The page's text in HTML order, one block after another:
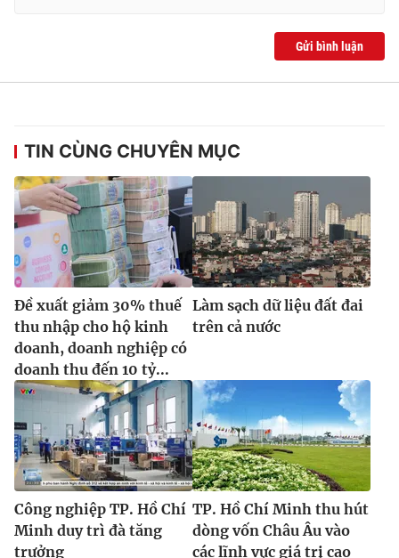
Nguyễn Thị Mỹ Hạnh, Phạm Quốc Thắng,
Tổng đài VTV:024.38 355 931 - 024.38 355 932
Liên hệ quảng cáo: 024-7300.7108
® Cấm sao chép dưới mọi hình thức nếu không có sự chấp
thuận bằng văn bản. Ghi rõ nguồn VTV.vn khi phát hành lại
thông tin từ website này.
Gửi bình luận
TIN CÙNG CHUYÊN MỤC
Đề xuất giảm 30% thuế
thu nhập cho hộ kinh
doanh, doanh nghiệp có
doanh thu đến 10 tỷ...
Làm sạch dữ liệu đất đai
trên cả nước
Công nghiệp TP. Hồ Chí
Minh duy trì đà tăng
trưởng
TP. Hồ Chí Minh thu hút
dòng vốn Châu Âu vào
các lĩnh vực giá trị cao